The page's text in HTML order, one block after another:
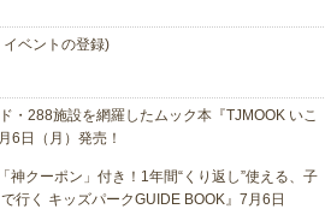
ベントの登録)
・288施設を網羅したムック本『TJMOOK いこ
6日（月）発売！
神クーポン」付き！1年間“くり返し”使える、子
行く キッズパークGUIDE BOOK』7月6日